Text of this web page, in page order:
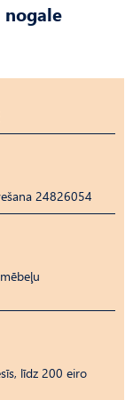
24826054
līdz 200 eiro